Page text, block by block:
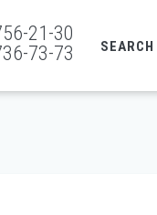
21-30
73-73